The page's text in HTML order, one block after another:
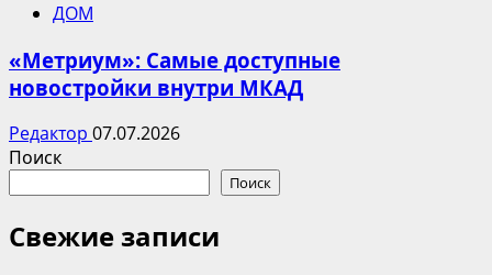
ДОМ
«Метриум»: Самые доступные
новостройки внутри МКАД
Редактор 07.07.2026
Поиск
Поиск
Свежие записи